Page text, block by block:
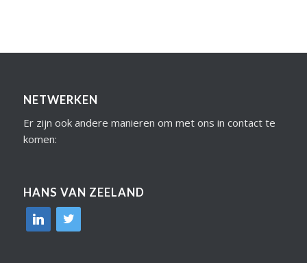
NETWERKEN
Er zijn ook andere manieren om met ons in contact te
komen:
HANS VAN ZEELAND
linkedin
twitter